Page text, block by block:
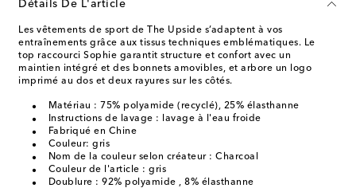
Détails De L'article
Les vêtements de sport de The Upside s’adaptent à vos
entraînements grâce aux tissus techniques emblématiques. Le
top raccourci Sophie garantit structure et confort avec un
maintien intégré et des bonnets amovibles, et arbore un logo
imprimé au dos et deux rayures sur les côtés.
Matériau : 75% polyamide (recyclé), 25% élasthanne
Instructions de lavage : lavage à l'eau froide
Fabriqué en Chine
Couleur: gris
Nom de la couleur selon créateur : Charcoal
Couleur de l'article : gris
Doublure : 92% polyamide , 8% élasthanne